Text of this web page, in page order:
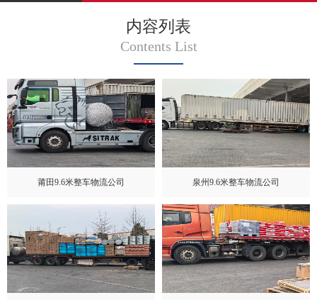
内容列表
Contents List
莆田9.6米整车物流公司 泉州9.6米整车物流公司